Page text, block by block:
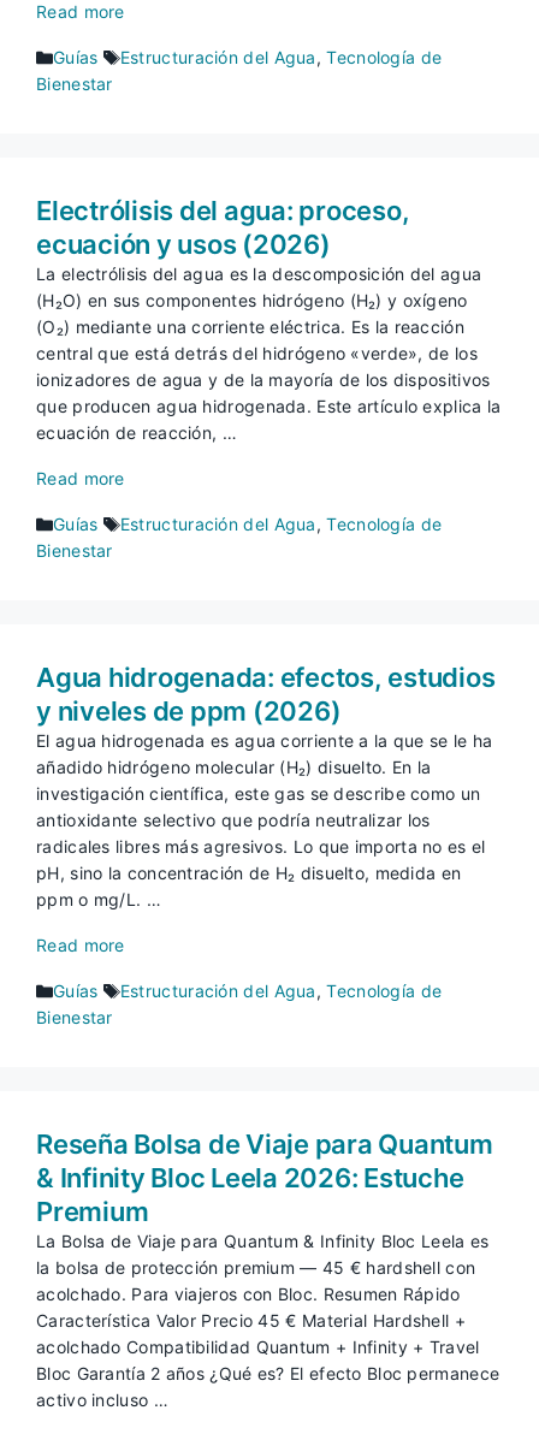
Read more
Categorías
Guías Etiquetas
Estructuración del Agua,Tecnología de
Bienestar
Electrólisis del agua: proceso,
ecuación y usos (2026)
La electrólisis del agua es la descomposición del agua
(H₂O) en sus componentes hidrógeno (H₂) y oxígeno
(O₂) mediante una corriente eléctrica. Es la reacción
central que está detrás del hidrógeno «verde», de los
ionizadores de agua y de la mayoría de los dispositivos
que producen agua hidrogenada. Este artículo explica la
ecuación de reacción, …
Read more
Categorías
Guías Etiquetas
Estructuración del Agua,Tecnología de
Bienestar
Agua hidrogenada: efectos, estudios
y niveles de ppm (2026)
El agua hidrogenada es agua corriente a la que se le ha
añadido hidrógeno molecular (H₂) disuelto. En la
investigación científica, este gas se describe como un
antioxidante selectivo que podría neutralizar los
radicales libres más agresivos. Lo que importa no es el
pH, sino la concentración de H₂ disuelto, medida en
ppm o mg/L. …
Read more
Categorías
Guías Etiquetas
Estructuración del Agua,Tecnología de
Bienestar
Reseña Bolsa de Viaje para Quantum
& Infinity Bloc Leela 2026: Estuche
Premium
La Bolsa de Viaje para Quantum & Infinity Bloc Leela es
la bolsa de protección premium — 45 € hardshell con
acolchado. Para viajeros con Bloc. Resumen Rápido
Característica Valor Precio 45 € Material Hardshell +
acolchado Compatibilidad Quantum + Infinity + Travel
Bloc Garantía 2 años ¿Qué es? El efecto Bloc permanece
activo incluso …